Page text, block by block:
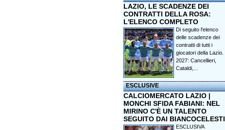
LAZIO, LE SCADENZE DEI
CONTRATTI DELLA ROSA:
L'ELENCO COMPLETO
Di seguito l'elenco
delle scadenze dei
contratti di tutti i
giocatori della Lazio.
2027: Cancellieri,
Cataldi,...
ESCLUSIVE
CALCIOMERCATO LAZIO |
MONCHI SFIDA FABIANI: NEL
MIRINO C'È UN TALENTO
SEGUITO DAI BIANCOCELESTI
ESCLUSIVA